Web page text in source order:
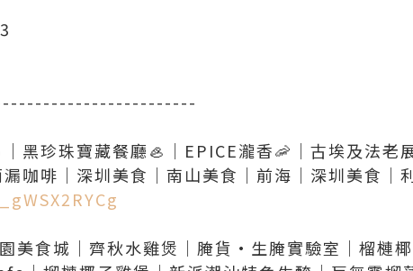
｜黑珍珠寶藏餐廳🦪｜EPICE瀧香🦐｜古埃及法
美食城｜齊秋水雞煲｜腌貨·生腌實驗室｜榴槤